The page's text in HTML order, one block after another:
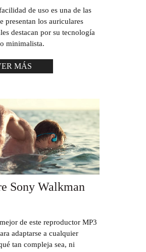
de uso es una de las
presentan los auriculares
destacan por su tecnología
minimalista.
MÁS
Sony Walkman
de este reproductor MP3
adaptarse a cualquier
tan compleja sea, ni